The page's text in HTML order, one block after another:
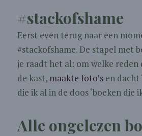
#stackofshame
Eerst even terug naar een
#stackofshame. De stapel met
je raadt het al: om welke reden
de kast, maakte foto’sen dacht
die ik al in de doos ‘boeken die
Alle ongelezen